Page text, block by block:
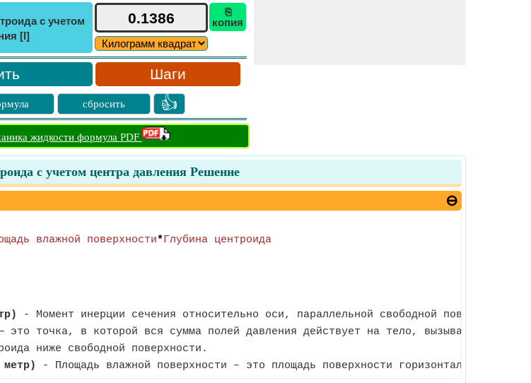
с учетом
[I]
⎘
копия
Шаги
сбросить 👍
жидкости формула PDF
с учетом центра давления Решение
влажной поверхности*Глубина центроида
- Момент инерции сечения относительно оси, параллельной свободной поверхности,
это точка, в которой вся сумма полей давления действует на тело, вызывая силу,
ниже свободной поверхности.
метр) - Площадь влажной поверхности – это площадь поверхности горизонтальной